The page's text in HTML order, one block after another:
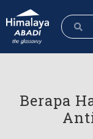
Berapa